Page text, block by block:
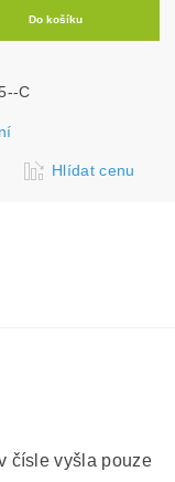
C
Hlídat cenu
čísle vyšla pouze